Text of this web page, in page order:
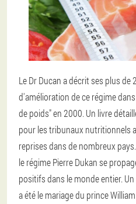
Le Dr Ducan a décrit ses plus de
d'amélioration de ce régime
de poids" en 2000. Un livre
pour les tribunaux nutritionnels
reprises dans de nombreux
le régime Pierre Dukan se
positifs dans le monde entier.
a été le mariage du prince